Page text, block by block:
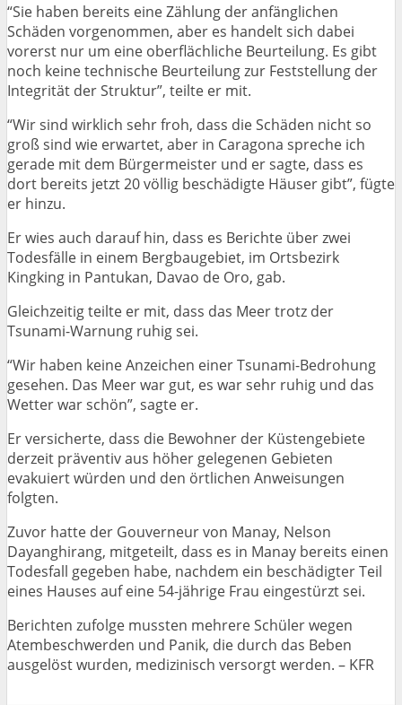
“Sie haben bereits eine Zählung der anfänglichen
Schäden vorgenommen, aber es handelt sich dabei
vorerst nur um eine oberflächliche Beurteilung. Es gibt
noch keine technische Beurteilung zur Feststellung der
Integrität der Struktur”, teilte er mit.
“Wir sind wirklich sehr froh, dass die Schäden nicht so
groß sind wie erwartet, aber in Caragona spreche ich
gerade mit dem Bürgermeister und er sagte, dass es
dort bereits jetzt 20 völlig beschädigte Häuser gibt”, fügte
er hinzu.
Er wies auch darauf hin, dass es Berichte über zwei
Todesfälle in einem Bergbaugebiet, im Ortsbezirk
Kingking in Pantukan, Davao de Oro, gab.
Gleichzeitig teilte er mit, dass das Meer trotz der
Tsunami-Warnung ruhig sei.
“Wir haben keine Anzeichen einer Tsunami-Bedrohung
gesehen. Das Meer war gut, es war sehr ruhig und das
Wetter war schön”, sagte er.
Er versicherte, dass die Bewohner der Küstengebiete
derzeit präventiv aus höher gelegenen Gebieten
evakuiert würden und den örtlichen Anweisungen
folgten.
Zuvor hatte der Gouverneur von Manay, Nelson
Dayanghirang, mitgeteilt, dass es in Manay bereits einen
Todesfall gegeben habe, nachdem ein beschädigter Teil
eines Hauses auf eine 54-jährige Frau eingestürzt sei.
Berichten zufolge mussten mehrere Schüler wegen
Atembeschwerden und Panik, die durch das Beben
ausgelöst wurden, medizinisch versorgt werden. – KFR